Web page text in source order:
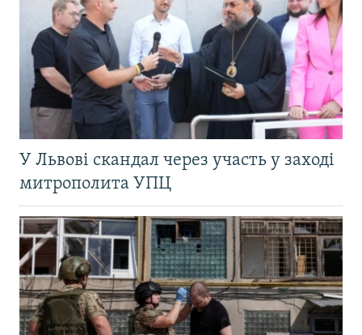
У Львові скандал через участь у заході
митрополита УПЦ